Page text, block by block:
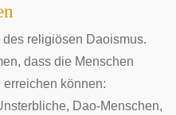
des religiösen Daoismus.
dass die Menschen
können:
Dao-Menschen,